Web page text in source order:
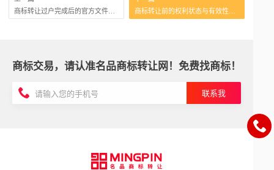
商标转让前的权利状态与有效性核查
商标交易，请认准名品商标转让网！免费找商标！
联系我